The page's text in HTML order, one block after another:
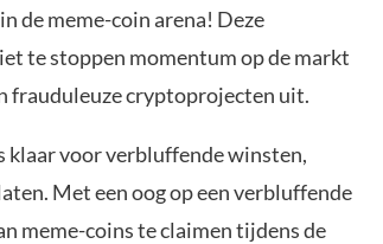
de meme-coin arena! Deze
te stoppen momentum op de markt
frauduleuze cryptoprojecten uit.
klaar voor verbluffende winsten,
Met een oog op een verbluffende
meme-coins te claimen tijdens de